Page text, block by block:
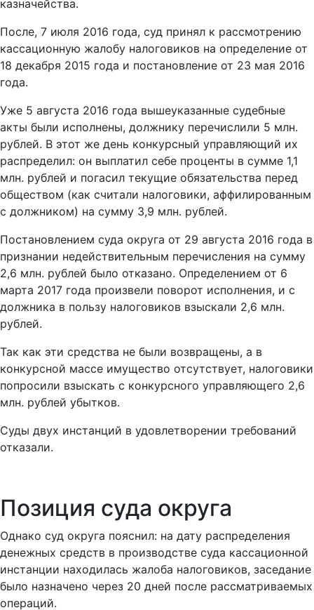
казначейства.
После, 7 июля 2016 года, суд принял к рассмотрению
кассационную жалобу налоговиков на определение от
18 декабря 2015 года и постановление от 23 мая 2016
года.
Уже 5 августа 2016 года вышеуказанные судебные
акты были исполнены, должнику перечислили 5 млн.
рублей. В этот же день конкурсный управляющий их
распределил: он выплатил себе проценты в сумме 1,1
млн. рублей и погасил текущие обязательства перед
обществом (как считали налоговики, аффилированным
с должником) на сумму 3,9 млн. рублей.
Постановлением суда округа от 29 августа 2016 года в
признании недействительным перечисления на сумму
2,6 млн. рублей было отказано. Определением от 6
марта 2017 года произвели поворот исполнения, и с
должника в пользу налоговиков взыскали 2,6 млн.
рублей.
Так как эти средства не были возвращены, а в
конкурсной массе имущество отсутствует, налоговики
попросили взыскать с конкурсного управляющего 2,6
млн. рублей убытков.
Суды двух инстанций в удовлетворении требований
отказали.
Позиция суда округа
Однако суд округа пояснил: на дату распределения
денежных средств в производстве суда кассационной
инстанции находилась жалоба налоговиков, заседание
было назначено через 20 дней после рассматриваемых
операций.